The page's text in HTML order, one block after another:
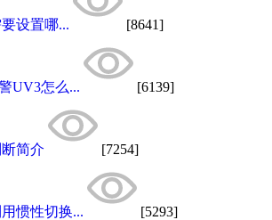
设置哪... [8641]
UV3怎么... [6139]
简介 [7254]
惯性切换... [5293]